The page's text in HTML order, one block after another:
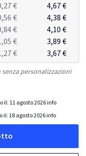
€
4,67 €
€
4,38 €
€
4,10 €
€
3,89 €
€ 3,67 €
personalizzazioni
il: 11 agosto 2026info
il: 18 agosto 2026info